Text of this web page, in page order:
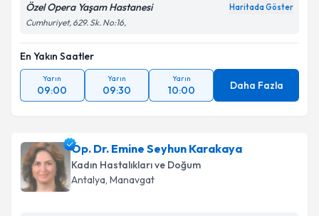
Özel Opera Yaşam Hastanesi Haritada Göster
Cumhuriyet, 629. Sk. No:16,
En Yakın Saatler
Yarın
09:00
Yarın
09:30
Yarın
10:00 Daha Fazla
Op. Dr. Emine Seyhun Karakaya
Kadın Hastalıkları ve Doğum
Antalya, Manavgat